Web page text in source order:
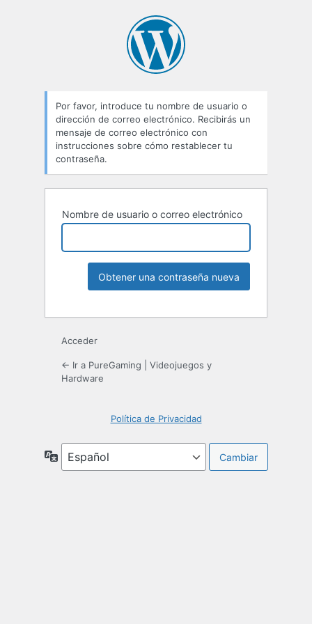
Por favor, introduce tu nombre de usuario o
dirección de correo electrónico. Recibirás un
mensaje de correo electrónico con
instrucciones sobre cómo restablecer tu
contraseña.
Nombre de usuario o correo electrónico
Acceder
← Ir a PureGaming | Videojuegos y
Hardware
Política de Privacidad
Idioma